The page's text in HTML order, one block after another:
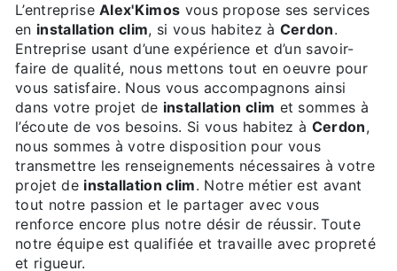
L’entrepriseAlex'Kimos vous propose ses services
en installation clim, si vous habitez à Cerdon.
Entreprise usant d’une expérience et d’un savoir-
faire de qualité, nous mettons tout en oeuvre pour
vous satisfaire. Nous vous accompagnons ainsi
dans votre projet de installation clim et sommes à
l’écoute de vos besoins. Si vous habitez à Cerdon,
nous sommes à votre disposition pour vous
transmettre les renseignements nécessaires à votre
projet de installation clim. Notre métier est avant
tout notre passion et le partager avec vous
renforce encore plus notre désir de réussir. Toute
notre équipe est qualifiée et travaille avec propreté
et rigueur.